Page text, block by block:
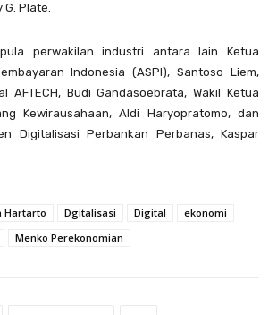
Plate.
perwakilan industri antara lain Ketua
Indonesia (ASPI), Santoso Liem,
AFTECH, Budi Gandasoebrata, Wakil Ketua
Kewirausahaan, Aldi Haryopratomo, dan
Digitalisasi Perbankan Perbanas, Kaspar
Hartarto Dgitalisasi Digital
ekonomi
Menko Perekonomian